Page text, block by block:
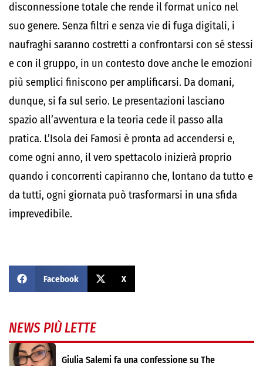
disconnessione totale che rende il format unico nel
suo genere. Senza filtri e senza vie di fuga digitali, i
naufraghi saranno costretti a confrontarsi con sé stessi
e con il gruppo, in un contesto dove anche le emozioni
più semplici finiscono per amplificarsi. Da domani,
dunque, si fa sul serio. Le presentazioni lasciano
spazio all’avventura e la teoria cede il passo alla
pratica. L’Isola dei Famosi è pronta ad accendersi e,
come ogni anno, il vero spettacolo inizierà proprio
quando i concorrenti capiranno che, lontano da tutto e
da tutti, ogni giornata può trasformarsi in una sfida
imprevedibile.
Facebook X
NEWS PIÙ LETTE
Giulia Salemi fa una confessione su The